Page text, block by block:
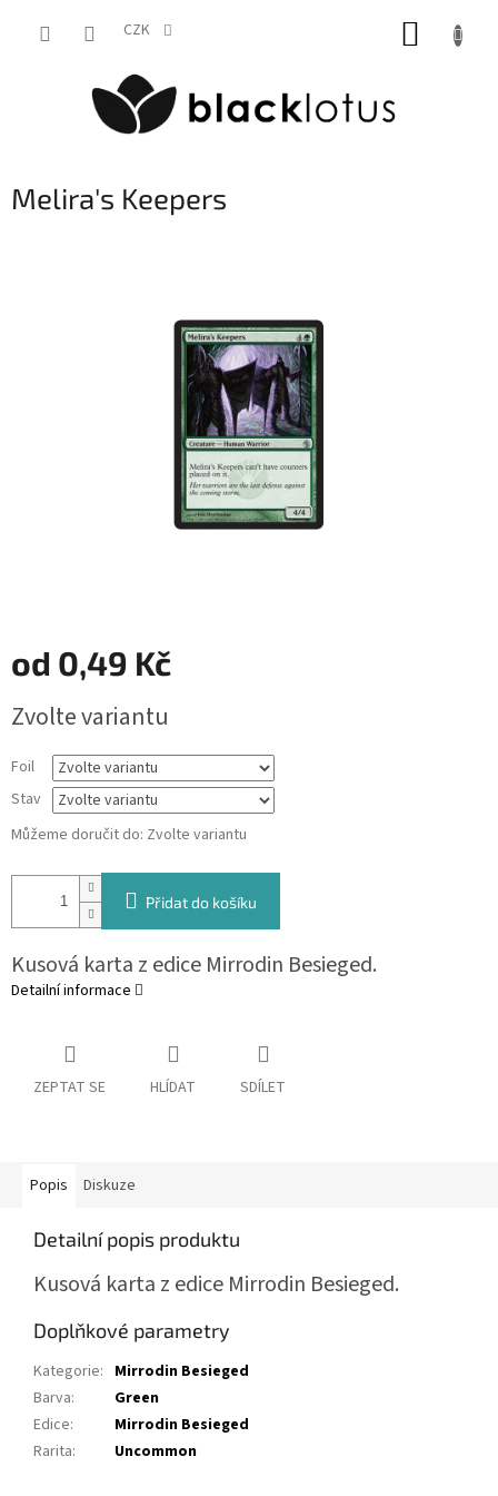
CZK
Melira's Keepers
od 0,49 Kč
cena:
Zvolte variantu
Foil
Stav
Můžeme doručit do: Zvolte variantu
Přidat do košíku
Kusová karta z edice Mirrodin Besieged.
Detailní informace
ZEPTAT SE HLÍDAT SDÍLET
Popis Diskuze
Detailní popis produktu
Kusová karta z edice Mirrodin Besieged.
Doplňkové parametry
Kategorie: Mirrodin Besieged
Barva:
Green
Edice:
Mirrodin Besieged
Rarita: Uncommon